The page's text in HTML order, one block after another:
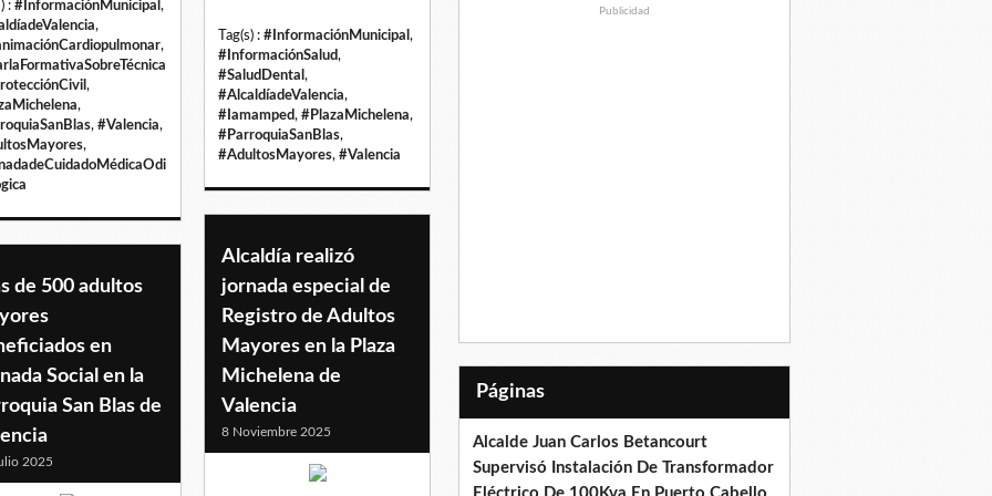
: #InformaciónMunicipal ,
,
,
,
,
, #Valencia,
,
Tag(s) : #InformaciónMunicipal ,
#InformaciónSalud,
#SaludDental ,
#AlcaldíadeValencia,
#Iamamped, #PlazaMichelena,
#ParroquiaSanBlas,
#AdultosMayores, #Valencia
Alcaldía realizó
jornada especial de
Registro de Adultos
Mayores en la Plaza
Michelena de
Valencia
8 Noviembre 2025
de 500 adultos
en
Social en la
San Blas de
2025
Publicidad
Páginas
Alcalde Juan Carlos Betancourt
Supervisó Instalación De Transformador